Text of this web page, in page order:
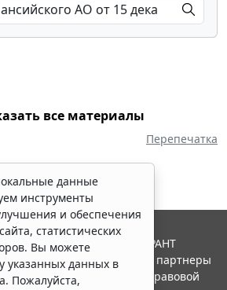
все материалы
Перепечатка
данные
инструменты
и обеспечения
статистических
Вы можете
указанных данных в
Пожалуйста,
2026. Система ГАРАНТ
Компания "Гарант" и ее партнеры
Российской ассоциации правовой